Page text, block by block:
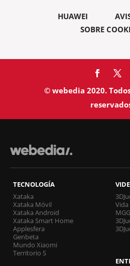
HUAWEI
SOBRE
© webedia 2020.
TECNOLOGÍA
Xataka
Xataka Móvil
Xataka Android
Xataka Smart Home
Applesfera
Genbeta
Mundo Xiaomi
Territorio S
Vida
MGG